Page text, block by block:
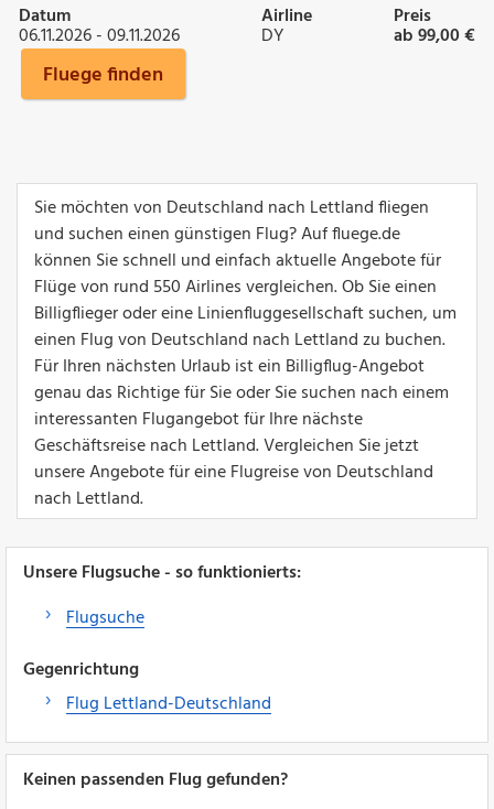
Datum
06.11.2026 - 09.11.2026
Airline
DY
Preis
ab 99,00 €
Fluege finden
Sie möchten von Deutschland nach Lettland fliegen
und suchen einen günstigen Flug? Auf fluege.de
können Sie schnell und einfach aktuelle Angebote für
Flüge von rund 550 Airlines vergleichen. Ob Sie einen
Billigflieger oder eine Linienfluggesellschaft suchen, um
einen Flug von Deutschland nach Lettland zu buchen.
Für Ihren nächsten Urlaub ist ein Billigflug-Angebot
genau das Richtige für Sie oder Sie suchen nach einem
interessanten Flugangebot für Ihre nächste
Geschäftsreise nach Lettland. Vergleichen Sie jetzt
unsere Angebote für eine Flugreise von Deutschland
nach Lettland.
Unsere Flugsuche - so funktionierts:
Flugsuche
Gegenrichtung
Flug Lettland-Deutschland
Keinen passenden Flug gefunden?